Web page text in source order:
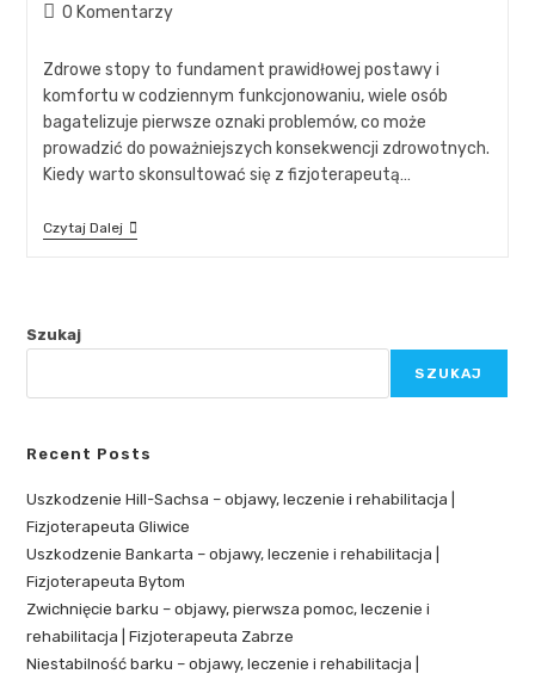
0 Komentarzy
Zdrowe stopy to fundament prawidłowej postawy i
komfortu w codziennym funkcjonowaniu, wiele osób
bagatelizuje pierwsze oznaki problemów, co może
prowadzić do poważniejszych konsekwencji zdrowotnych.
Kiedy warto skonsultować się z fizjoterapeutą…
Czytaj Dalej
Szukaj
SZUKAJ
Recent Posts
Uszkodzenie Hill-Sachsa – objawy, leczenie i rehabilitacja |
Fizjoterapeuta Gliwice
Uszkodzenie Bankarta – objawy, leczenie i rehabilitacja |
Fizjoterapeuta Bytom
Zwichnięcie barku – objawy, pierwsza pomoc, leczenie i
rehabilitacja | Fizjoterapeuta Zabrze
Niestabilność barku – objawy, leczenie i rehabilitacja |